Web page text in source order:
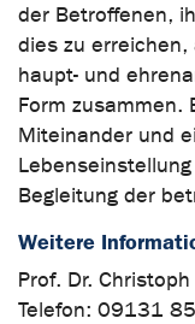
der Betroffenen,
dies zu
haupt- und
Form zusammen.
Miteinander und
Begleitung der
Weitere
Prof. Dr.
Telefon: 09131